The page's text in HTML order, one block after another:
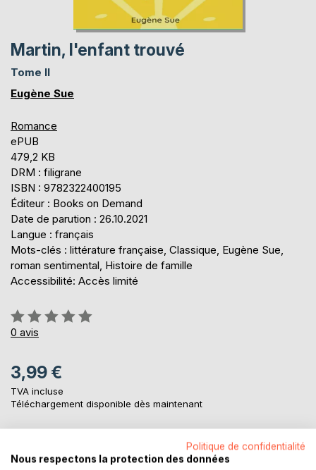
Martin, l'enfant trouvé
Tome II
Eugène Sue
Romance
ePUB
479,2 KB
DRM : filigrane
ISBN : 9782322400195
Éditeur : Books on Demand
Date de parution : 26.10.2021
Langue : français
Mots-clés : littérature française, Classique, Eugène Sue,
roman sentimental, Histoire de famille
Accessibilité: Accès limité
Évaluation:
0%
0 avis
3,99 €
TVA incluse
Téléchargement disponible dès maintenant
AJOUTER AU PANIER
Politique de confidentialité
Nous respectons la protection des données